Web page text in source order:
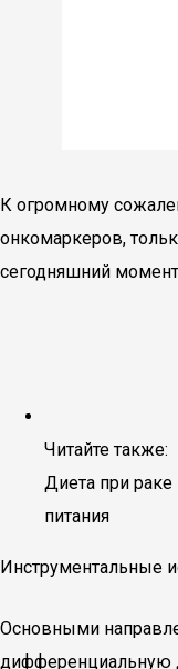
К огромному
онкомаркеров,
сегодняшний
Читайте также:
Диета при
питания
Инструментальные
Основными
дифференциальную